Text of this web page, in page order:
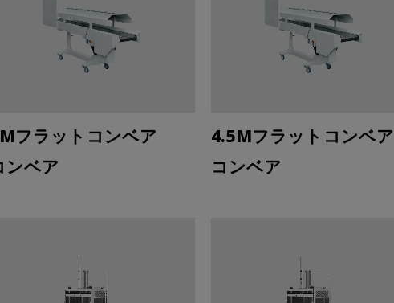
フラットコンベア
ンベア
4.5Mフラットコンベア
コンベア